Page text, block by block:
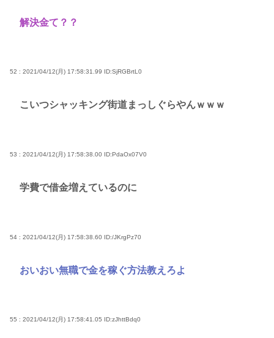
解決金て？？
52 : 2021/04/12(月) 17:58:31.99 ID:SjRGBrtL0
こいつシャッキング街道まっしぐらやんｗｗｗ
53 : 2021/04/12(月) 17:58:38.00 ID:PdaOx07V0
学費で借金増えているのに
54 : 2021/04/12(月) 17:58:38.60 ID:/JKrgPz70
おいおい無職で金を稼ぐ方法教えろよ
55 : 2021/04/12(月) 17:58:41.05 ID:zJhttBdq0